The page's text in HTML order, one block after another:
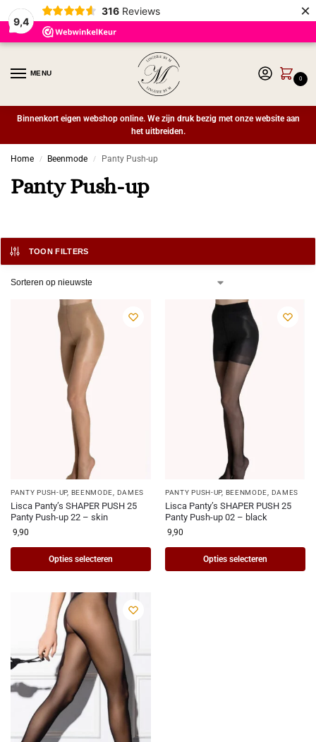
9,4
316 Reviews ×
MENU
0
Binnenkort eigen webshop online. We zijn druk bezig met onze website aan
het uitbreiden.
Home / Beenmode / Panty Push-up
Panty Push-up
TOON FILTERS
PANTY PUSH-UP, BEENMODE DAMES
Lisca Panty’s SHAPER PUSH 25
Panty Push-up 22 – skin
9,90
Opties selecteren
PANTY PUSH-UP, BEENMODE DAMES
Lisca Panty’s SHAPER PUSH 25
Panty Push-up 02 – black
9,90
Opties selecteren